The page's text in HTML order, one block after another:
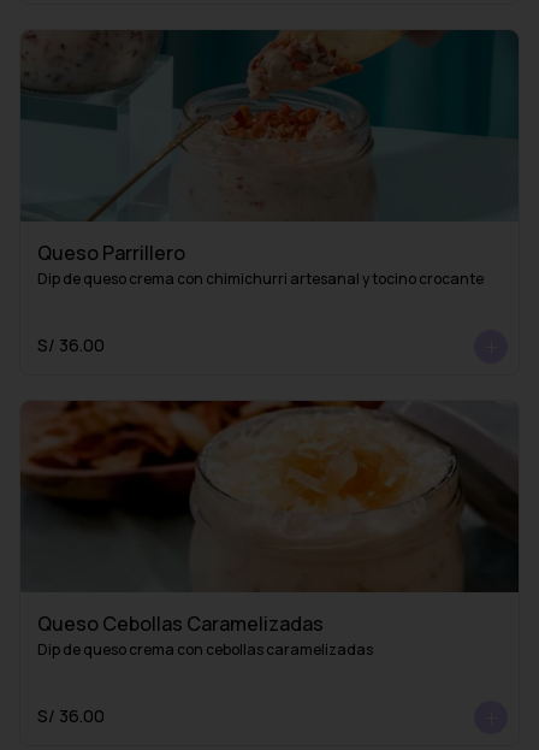
Queso Parrillero
Dip de queso crema con chimichurri artesanal y tocino crocante
S/ 36.00
Queso Cebollas Caramelizadas
Dip de queso crema con cebollas caramelizadas
S/ 36.00